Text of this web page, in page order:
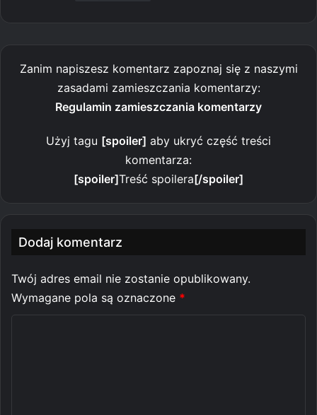
Zanim napiszesz komentarz zapoznaj się z naszymi
zasadami zamieszczania komentarzy:
Regulamin zamieszczania komentarzy
Użyj tagu [spoiler] aby ukryć część treści
komentarza:
[spoiler]Treść spoilera[/spoiler]
Dodaj komentarz
Twój adres email nie zostanie opublikowany.
Wymagane pola są oznaczone *